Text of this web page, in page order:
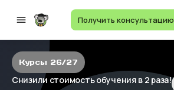
Получить консультацию
Курсы 26/27
Снизили стоимость обучения в 2 раза!